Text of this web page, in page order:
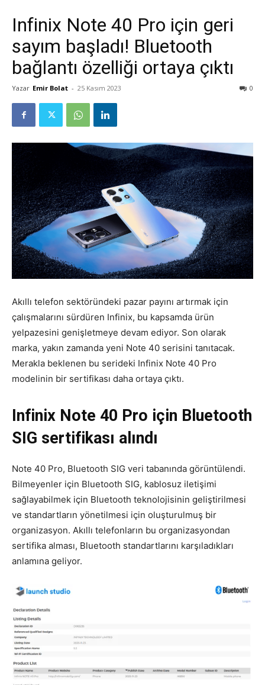
Infinix Note 40 Pro için geri
sayım başladı! Bluetooth
bağlantı özelliği ortaya çıktı
Yazar Emir Bolat - 25 Kasım 2023 0
Akıllı telefon sektöründeki pazar payını artırmak için
çalışmalarını sürdüren Infinix, bu kapsamda ürün
yelpazesini genişletmeye devam ediyor. Son olarak
marka, yakın zamanda yeni Note 40 serisini tanıtacak.
Merakla beklenen bu serideki Infinix Note 40 Pro
modelinin bir sertifikası daha ortaya çıktı.
Infinix Note 40 Pro için Bluetooth
SIG sertifikası alındı
Note 40 Pro, Bluetooth SIG veri tabanında görüntülendi.
Bilmeyenler için Bluetooth SIG, kablosuz iletişimi
sağlayabilmek için Bluetooth teknolojisinin geliştirilmesi
ve standartların yönetilmesi için oluşturulmuş bir
organizasyon. Akıllı telefonların bu organizasyondan
sertifika alması, Bluetooth standartlarını karşıladıkları
anlamına geliyor.